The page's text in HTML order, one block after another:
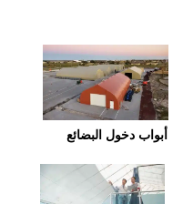
أبواب دخول البضائع